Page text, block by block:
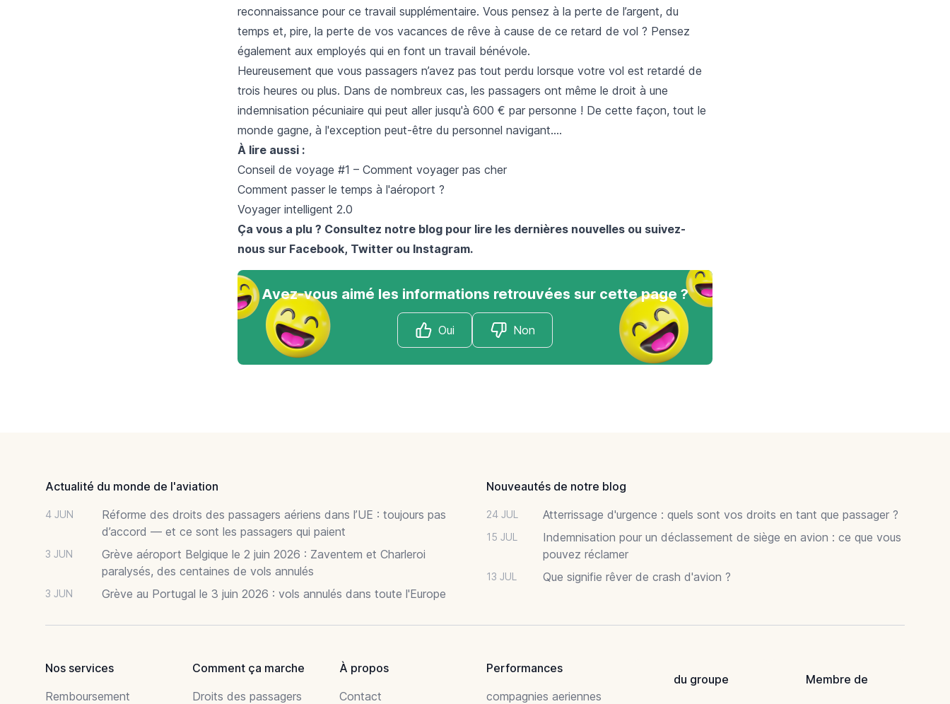
reconnaissance pour ce travail supplémentaire. Vous pensez à la perte de l’argent, du
temps et, pire, la perte de vos vacances de rêve à cause de ce retard de vol ? Pensez
également aux employés qui en font un travail bénévole.
Heureusement que vous passagers n’avez pas tout perdu lorsque votre vol est retardé de
trois heures ou plus. Dans de nombreux cas, les passagers ont même le droit à une
indemnisation pécuniaire qui peut aller jusqu'à 600 € par personne ! De cette façon, tout le
monde gagne, à l'exception peut-être du personnel navigant....
À lire aussi :
Conseil de voyage #1 – Comment voyager pas cher
Comment passer le temps à l'aéroport ?
Voyager intelligent 2.0
Ça vous a plu ? Consultez notre blog pour lire les dernières nouvelles ou suivez-
nous sur Facebook, Twitter ou Instagram.
Avez-vous aimé les informations retrouvées sur cette page ?
Oui Non
Actualité du monde de l'aviation
4 JUN
Réforme des droits des passagers aériens dans l’UE : toujours pas
d’accord — et ce sont les passagers qui paient
3 JUN
Grève aéroport Belgique le 2 juin 2026 : Zaventem et Charleroi
paralysés, des centaines de vols annulés
3 JUN Grève au Portugal le 3 juin 2026 : vols annulés dans toute l'Europe
Nouveautés de notre blog
24 JUL Atterrissage d'urgence : quels sont vos droits en tant que passager ?
15 JUL
Indemnisation pour un déclassement de siège en avion : ce que vous
pouvez réclamer
13 JUL Que signifie rêver de crash d'avion ?
Nos services
Remboursement
Comment ça marche
Droits des passagers
À propos
Contact
Performances
compagnies aeriennes
du groupe Membre de